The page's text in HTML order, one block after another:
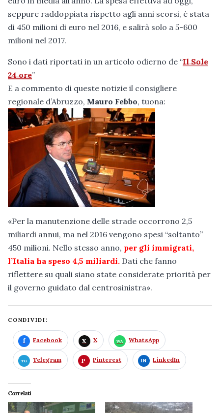
seppure raddoppiata rispetto agli anni scorsi, è stata
di 450 milioni di euro nel 2016, e salirà solo a 5-600
milioni nel 2017.
Sono i dati riportati in un articolo odierno de “Il Sole
24 ore”
E a commento di queste notizie il consigliere
regionale d’Abruzzo, Mauro Febbo, tuona:
«Per la manutenzione delle strade occorrono 2,5
miliardi annui, ma nel 2016 vengono spesi “soltanto”
450 milioni. Nello stesso anno, per gli immigrati,
l’Italia ha speso 4,5 miliardi. Dati che fanno
riflettere su quali siano state considerate priorità per
il governo guidato dal centrosinistra».
CONDIVIDI:
Facebook X WhatsApp
Telegram Pinterest LinkedIn
Correlati